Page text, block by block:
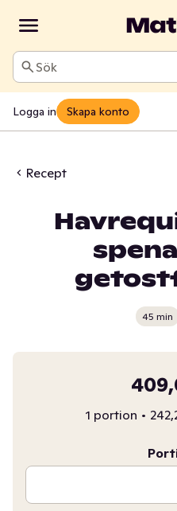
Sök
Logga in Skapa konto
Recept
45 min
1 portion •